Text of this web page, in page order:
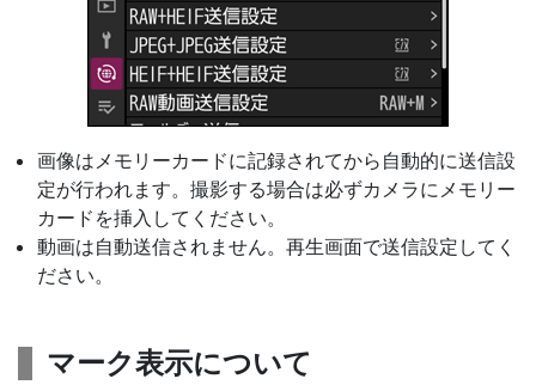
画像はメモリーカードに記録されてから自動的に送信設
定が行われます。撮影する場合は必ずカメラにメモリー
カードを挿入してください。
動画は自動送信されません。再生画面で送信設定してく
ださい。
マーク表示について